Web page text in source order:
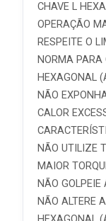
CHAVE L
OPERAÇÃO
RESPEITE O
NORMA
HEXAGONAL
NÃO
CALOR
NÃO UTILIZE
MAIOR
NÃO
NÃO ALTERE